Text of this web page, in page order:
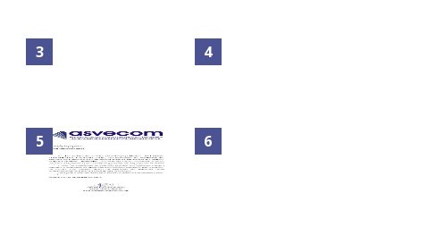
Maior São João do Cerrado
movimenta fim de semana